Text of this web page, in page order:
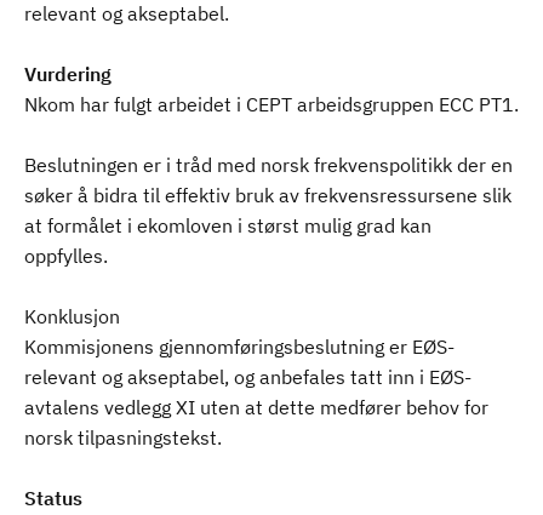
relevant og akseptabel.
Vurdering
Nkom har fulgt arbeidet i CEPT arbeidsgruppen ECC PT1.
Beslutningen er i tråd med norsk frekvenspolitikk der en
søker å bidra til effektiv bruk av frekvensressursene slik
at formålet i ekomloven i størst mulig grad kan
oppfylles.
Konklusjon
Kommisjonens gjennomføringsbeslutning er EØS-
relevant og akseptabel, og anbefales tatt inn i EØS-
avtalens vedlegg XI uten at dette medfører behov for
norsk tilpasningstekst.
Status